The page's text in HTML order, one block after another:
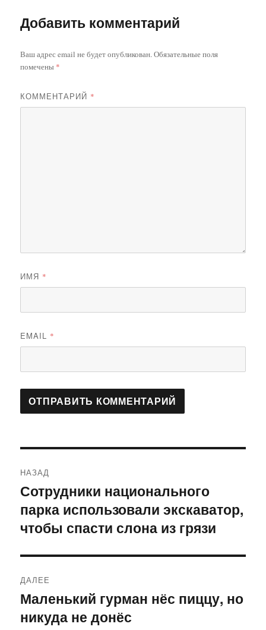
Добавить комментарий
Ваш адрес email не будет опубликован. Обязательные поля
помечены *
КОММЕНТАРИЙ *
ИМЯ *
EMAIL *
по
записям
НАЗАД
Предыдущая
запись:
Сотрудники национального
парка использовали экскаватор,
чтобы спасти слона из грязи
ДАЛЕЕ
Следующая
запись:
Маленький гурман нёс пиццу, но
никуда не донёс